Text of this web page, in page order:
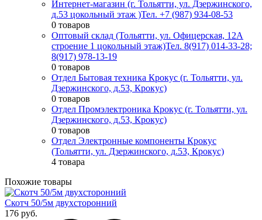
Интернет-магазин (г. Тольятти, ул. Дзержинского,
д.53 цокольный этаж )Тел. +7 (987) 934-08-53
0 товаров
Оптовый склад (Тольятти, ул. Офицерская, 12А
строение 1 цокольный этаж)Тел. 8(917) 014-33-28;
8(917) 978-13-19
0 товаров
Отдел Бытовая техника Крокус (г. Тольятти, ул.
Дзержинского, д.53, Крокус)
0 товаров
Отдел Промэлектроника Крокус (г. Тольятти, ул.
Дзержинского, д.53, Крокус)
0 товаров
Отдел Электронные компоненты Крокус
(Тольятти, ул. Дзержинского, д.53, Крокус)
4 товара
Похожие товары
Скотч 50/5м двухсторонний
176 руб.